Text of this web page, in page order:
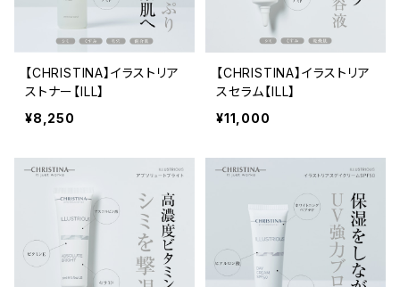
【CHRISTINA】イラストリア
ストナー【ILL】
¥8,250
【CHRISTINA】イラストリア
スセラム【ILL】
¥11,000